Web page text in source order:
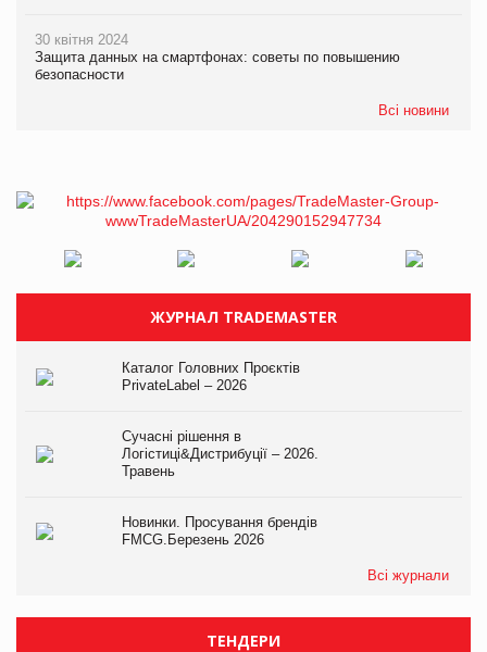
30 квітня 2024
Защита данных на смартфонах: советы по повышению
безопасности
Всі новини
ЖУРНАЛ TRADEMASTER
Каталог Головних Проєктів
PrivateLabel – 2026
Сучасні рішення в
Логістиці&Дистрибуції – 2026.
Травень
Новинки. Просування брендів
FMCG.Березень 2026
Всі журнали
ТЕНДЕРИ